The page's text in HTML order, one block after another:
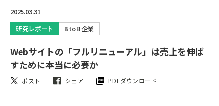
2025.03.31
研究レポート
BtoB企業
Webサイトの「フルリニューアル」は売上を伸ば
すために本当に必要か
ポスト シェア PDFダウンロード